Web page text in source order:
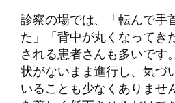
診察の場では、「転んで手
た」「背中が丸くなってき
される患者さんも多いです
状がないまま進行し、気づ
いることも少なくありませ